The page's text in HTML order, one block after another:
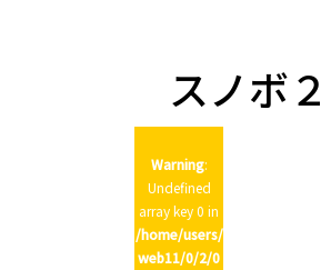
スノボ２
Warning:
Undefined
array key 0 in
/home/users/
web11/0/2/0